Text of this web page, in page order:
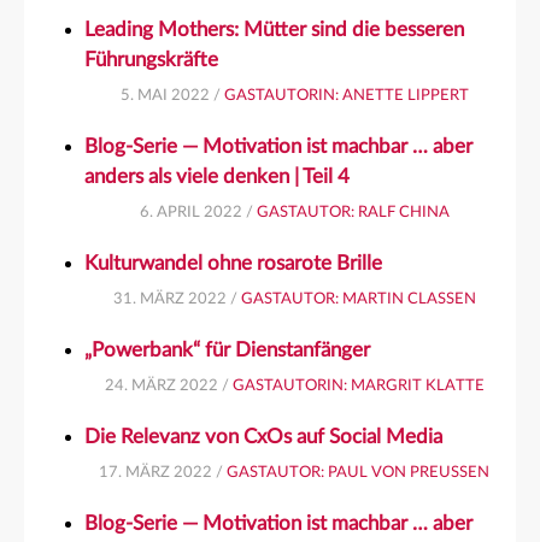
Leading Mothers: Mütter sind die besseren
Führungskräfte
5. MAI 2022 / GASTAUTORIN: ANETTE LIPPERT
Blog-Serie — Motivation ist machbar … aber
anders als viele denken | Teil 4
6. APRIL 2022 / GASTAUTOR: RALF CHINA
Kulturwandel ohne rosarote Brille
31. MÄRZ 2022 / GASTAUTOR: MARTIN CLASSEN
„Powerbank“ für Dienstanfänger
24. MÄRZ 2022 / GASTAUTORIN: MARGRIT KLATTE
Die Relevanz von CxOs auf Social Media
17. MÄRZ 2022 / GASTAUTOR: PAUL VON PREUSSEN
Blog-Serie — Motivation ist machbar … aber